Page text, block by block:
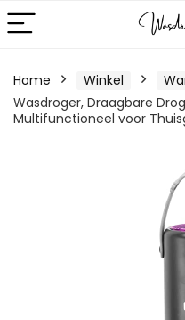
Home Winkel
Wasdroger, Draagbare
Multifunctioneel voor